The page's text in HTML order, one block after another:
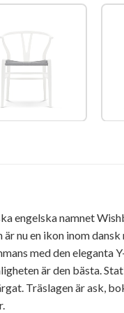
engelska namnet
nu en ikon inom
med den eleganta
är den bästa.
Träslagen är ask,